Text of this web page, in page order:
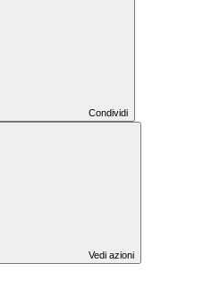
Condividi
Vedi azioni